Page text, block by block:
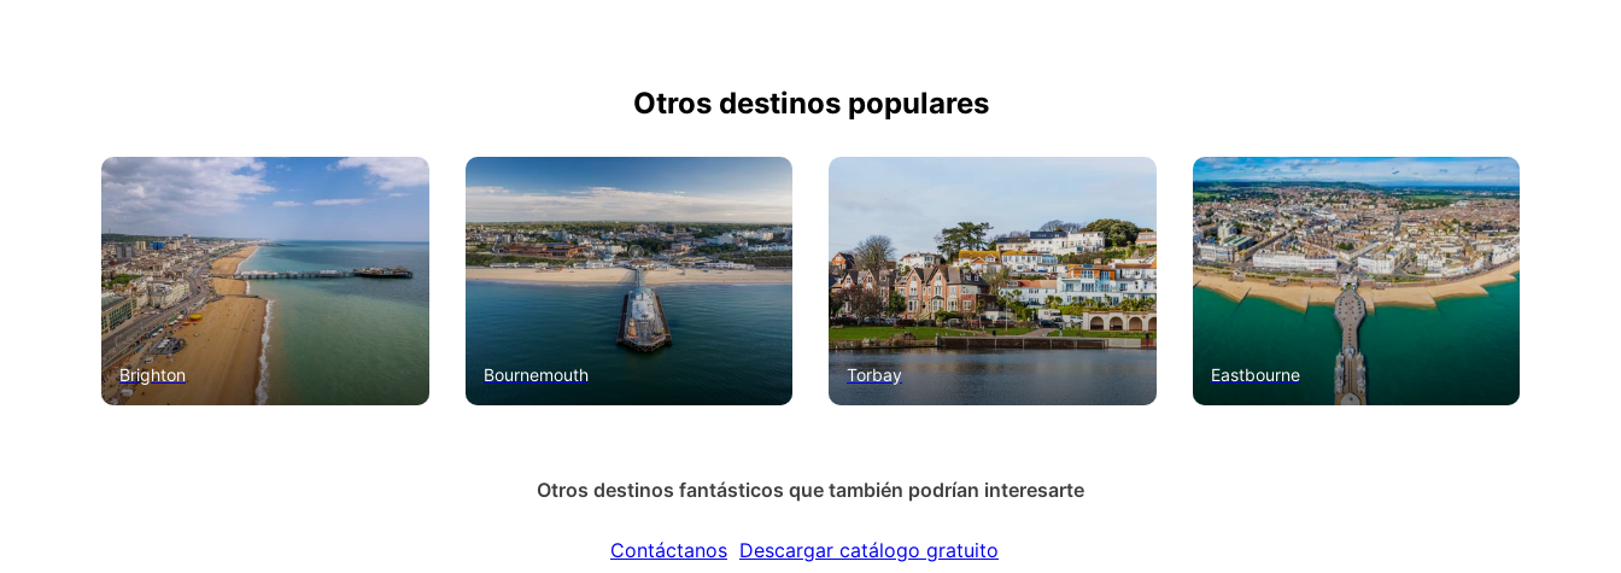
Otros destinos populares
Brighton Bournemouth Torbay Eastbourne
Otros destinos fantásticos que también podrían interesarte
Contáctanos Descargar catálogo gratuito